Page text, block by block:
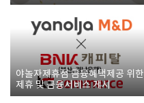
야놀자제휴점 금융혜택제공 위한
제휴 및 금융서비스 게시